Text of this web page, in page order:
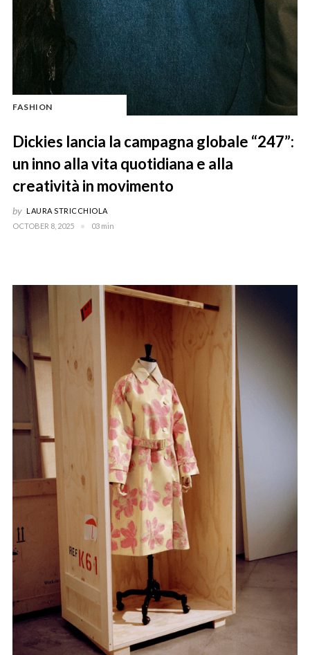
FASHION
Dickies lancia la campagna globale “247”:
un inno alla vita quotidiana e alla
creatività in movimento
by LAURA STRICCHIOLA
OCTOBER 8, 2025
03 min